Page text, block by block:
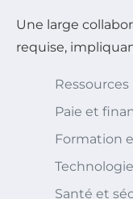
Une large
requise,
Paie et
Formation
Santé et